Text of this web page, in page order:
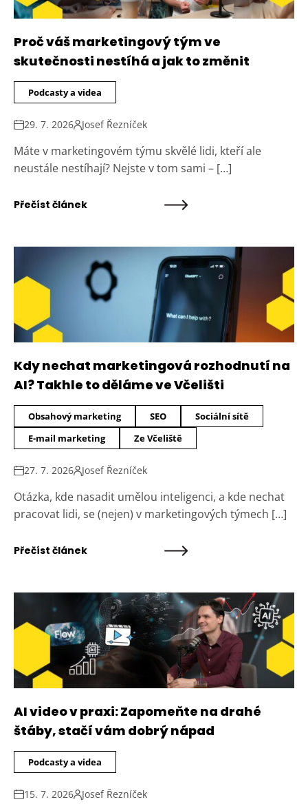
Proč váš marketingový tým ve
skutečnosti nestíhá a jak to změnit
Podcasty a videa
29. 7. 2026 Josef Řezníček
Máte v marketingovém týmu skvělé lidi, kteří ale
neustále nestíhají? Nejste v tom sami – […]
Přečíst článek
Kdy nechat marketingová rozhodnutí na
AI? Takhle to děláme ve Včelišti
Obsahový marketing SEO
Sociální sítě
E-mail marketing
Ze Včeliště
27. 7. 2026 Josef Řezníček
Otázka, kde nasadit umělou inteligenci, a kde nechat
pracovat lidi, se (nejen) v marketingových týmech […]
Přečíst článek
AI video v praxi: Zapomeňte na drahé
štáby, stačí vám dobrý nápad
Podcasty a videa
15. 7. 2026 Josef Řezníček